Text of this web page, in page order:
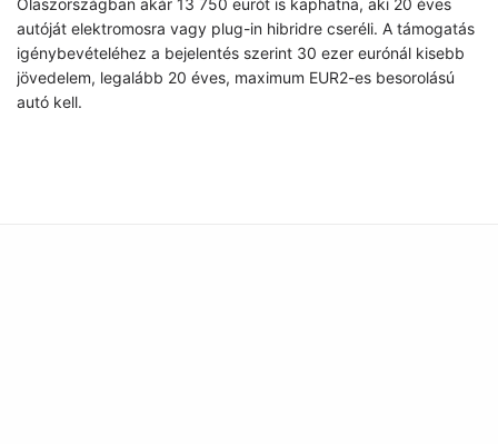
autóját elektromosra vagy plug-in hibridre cseréli. A támogatás
igénybevételéhez a bejelentés szerint 30 ezer eurónál kisebb
jövedelem, legalább 20 éves, maximum EUR2-es besorolású
autó kell.